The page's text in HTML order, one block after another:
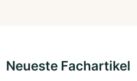
Neueste Fachartikel